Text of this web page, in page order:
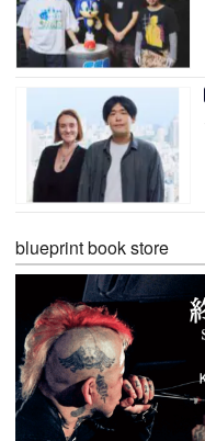
blueprint book store